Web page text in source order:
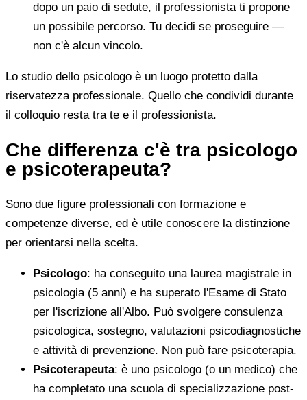
dopo un paio di sedute, il professionista ti propone
un possibile percorso. Tu decidi se proseguire —
non c'è alcun vincolo.
Lo studio dello psicologo è un luogo protetto dalla
riservatezza professionale. Quello che condividi durante
il colloquio resta tra te e il professionista.
Che differenza c'è tra psicologo
e psicoterapeuta?
Sono due figure professionali con formazione e
competenze diverse, ed è utile conoscere la distinzione
per orientarsi nella scelta.
Psicologo: ha conseguito una laurea magistrale in
psicologia (5 anni) e ha superato l'Esame di Stato
per l'iscrizione all'Albo. Può svolgere consulenza
psicologica, sostegno, valutazioni psicodiagnostiche
e attività di prevenzione. Non può fare psicoterapia.
Psicoterapeuta: è uno psicologo (o un medico) che
ha completato una scuola di specializzazione post-